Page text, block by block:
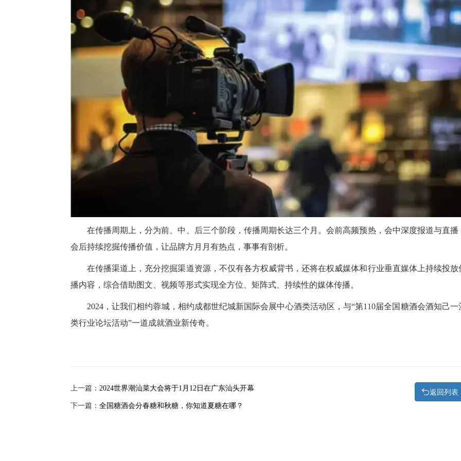
在传播周期上，分为前、中、后三个阶段，传播周期长达三个月。会前高频预热，会中深度报道与直播
会后持续挖掘传播价值，让品牌方月月有热点，事事有剖析。
在传播渠道上，充分挖掘渠道资源，不仅有各方权威背书，还将在权威媒体和行业垂直媒体上持续投放
播内容，综合借助图文、视频等形式实现全方位、矩阵式、持续性的媒体传播。
2024，让我们相约蓉城，相约成都世纪城新国际会展中心酒类活动区，与“第110届全国糖酒会酒知己一
类行业论坛活动”一道成就酒业新传奇。
上一篇： 2024世界潮汕菜大会将于1月12日在广东汕头开幕
下一篇： 全国糖酒会分春糖和秋糖，你知道夏糖在哪？
返回列表